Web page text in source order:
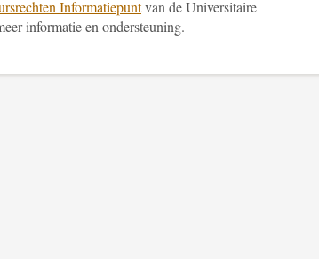
Informatiepuntvan de Universitaire
informatie en ondersteuning.